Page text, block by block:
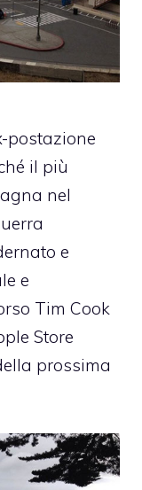
postazione
il più
nel
e
e
Tim Cook
Store
prossima